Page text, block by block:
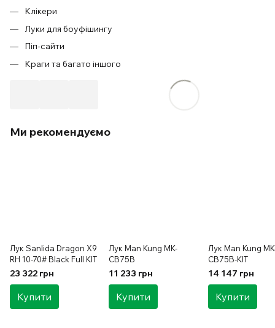
Клікери
Луки для боуфішингу
Піп-сайти
Краги та багато іншого
Ми рекомендуємо
Лук Sanlida Dragon X9
RH 10-70# Black Full KIT
23 322 грн
Купити
Лук Man Kung MK-
CB75B
11 233 грн
Купити
Лук Man Kung
CB75B-KIT
14 147 грн
Купити